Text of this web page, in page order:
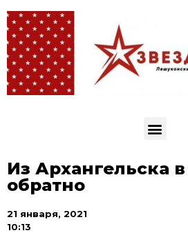
Из Архангельска
обратно
21 января, 2021
10:13